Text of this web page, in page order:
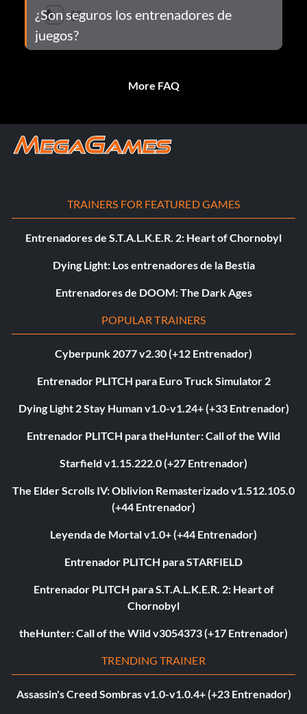
¿Son seguros los entrenadores de
juegos?
More FAQ
TRAINERS FOR FEATURED GAMES
Entrenadores de S.T.A.L.K.E.R. 2: Heart of Chornobyl
Dying Light: Los entrenadores de la Bestia
Entrenadores de DOOM: The Dark Ages
POPULAR TRAINERS
Cyberpunk 2077 v2.30 (+12 Entrenador)
Entrenador PLITCH para Euro Truck Simulator 2
Dying Light 2 Stay Human v1.0-v1.24+ (+33 Entrenador)
Entrenador PLITCH para theHunter: Call of the Wild
Starfield v1.15.222.0 (+27 Entrenador)
The Elder Scrolls IV: Oblivion Remasterizado v1.512.105.0
(+44 Entrenador)
Leyenda de Mortal v1.0+ (+44 Entrenador)
Entrenador PLITCH para STARFIELD
Entrenador PLITCH para S.T.A.L.K.E.R. 2: Heart of
Chornobyl
theHunter: Call of the Wild v3054373 (+17 Entrenador)
TRENDING TRAINER
Assassin's Creed Sombras v1.0-v1.0.4+ (+23 Entrenador)